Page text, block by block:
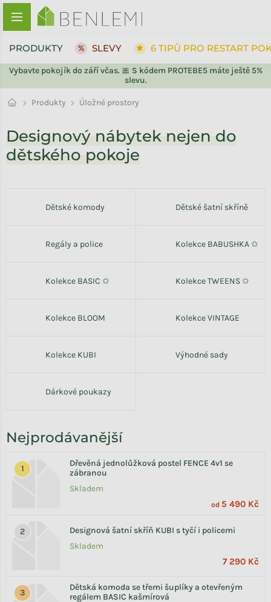
Přejít na obsah
Vybavte pokojík do září včas. 🎀 S kódem PROTEBE5 máte ještě 5%
slevu.
PRODUKTY SLEVY 6 TIPŮ PRO RESTART
Produkty Úložné prostory
Designový nábytek nejen do
dětského pokoje
Dětské komody Dětské šatní skříně
Regály a police Kolekce BABUSHKA ✩
Kolekce BASIC ✩ Kolekce TWEENS ✩
Kolekce BLOOM Kolekce VINTAGE
Kolekce KUBI Výhodné sady
Dárkové poukazy
Nejprodávanější
Dřevěná jednolůžková postel FENCE 4v1 se
zábranou
Skladem
od 5 490 Kč
Designová šatní skříň KUBI s tyčí i policemi
Skladem
7 290 Kč
Dětská komoda se třemi šuplíky a otevřeným
regálem BASIC kašmírová
ZPĚT DO OBCHODU